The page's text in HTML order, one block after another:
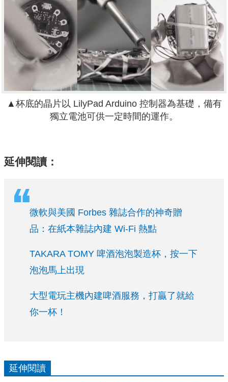
▲杯底的晶片以 LilyPad Arduino 控制器為基礎，備有
獨立電池可供一定時間的運作。
延伸閱讀：
微軟與美國 Forbes 雜誌合作的神奇贈
品：在紙本雜誌內建 Wi-Fi 熱點
TAKARA TOMY 啤酒泡泡製造杯，按一下
泡泡馬上出現
大型電玩主機內建啤酒服務，打贏了就給
你一杯！
延伸閱讀